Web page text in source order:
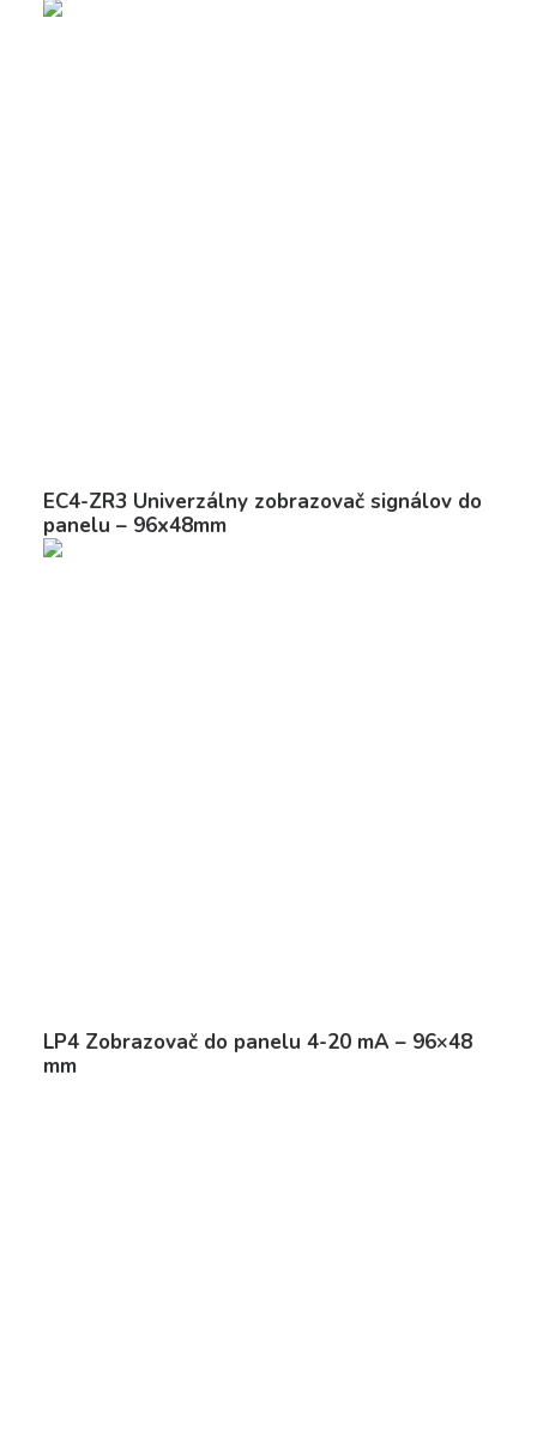
EC4-ZR3 Univerzálny zobrazovač signálov do
panelu – 96x48mm
LP4 Zobrazovač do panelu 4-20 mA – 96×48
mm